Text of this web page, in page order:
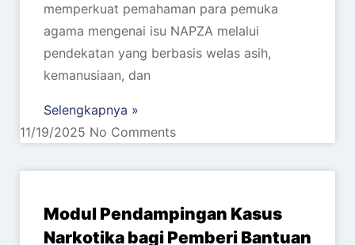
memperkuat pemahaman para pemuka
agama mengenai isu NAPZA melalui
pendekatan yang berbasis welas asih,
kemanusiaan, dan
Selengkapnya »
11/19/2025 No Comments
Modul Pendampingan Kasus
Narkotika bagi Pemberi Bantuan